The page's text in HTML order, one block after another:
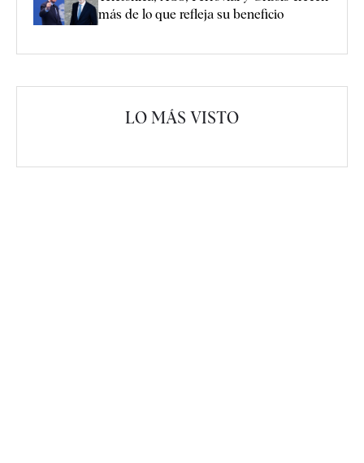
más de lo que refleja su beneficio
LO MÁS VISTO